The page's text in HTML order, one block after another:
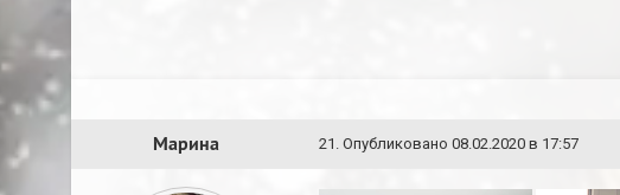
Марина 21 . Опубликовано 08.02.2020 в 17:57